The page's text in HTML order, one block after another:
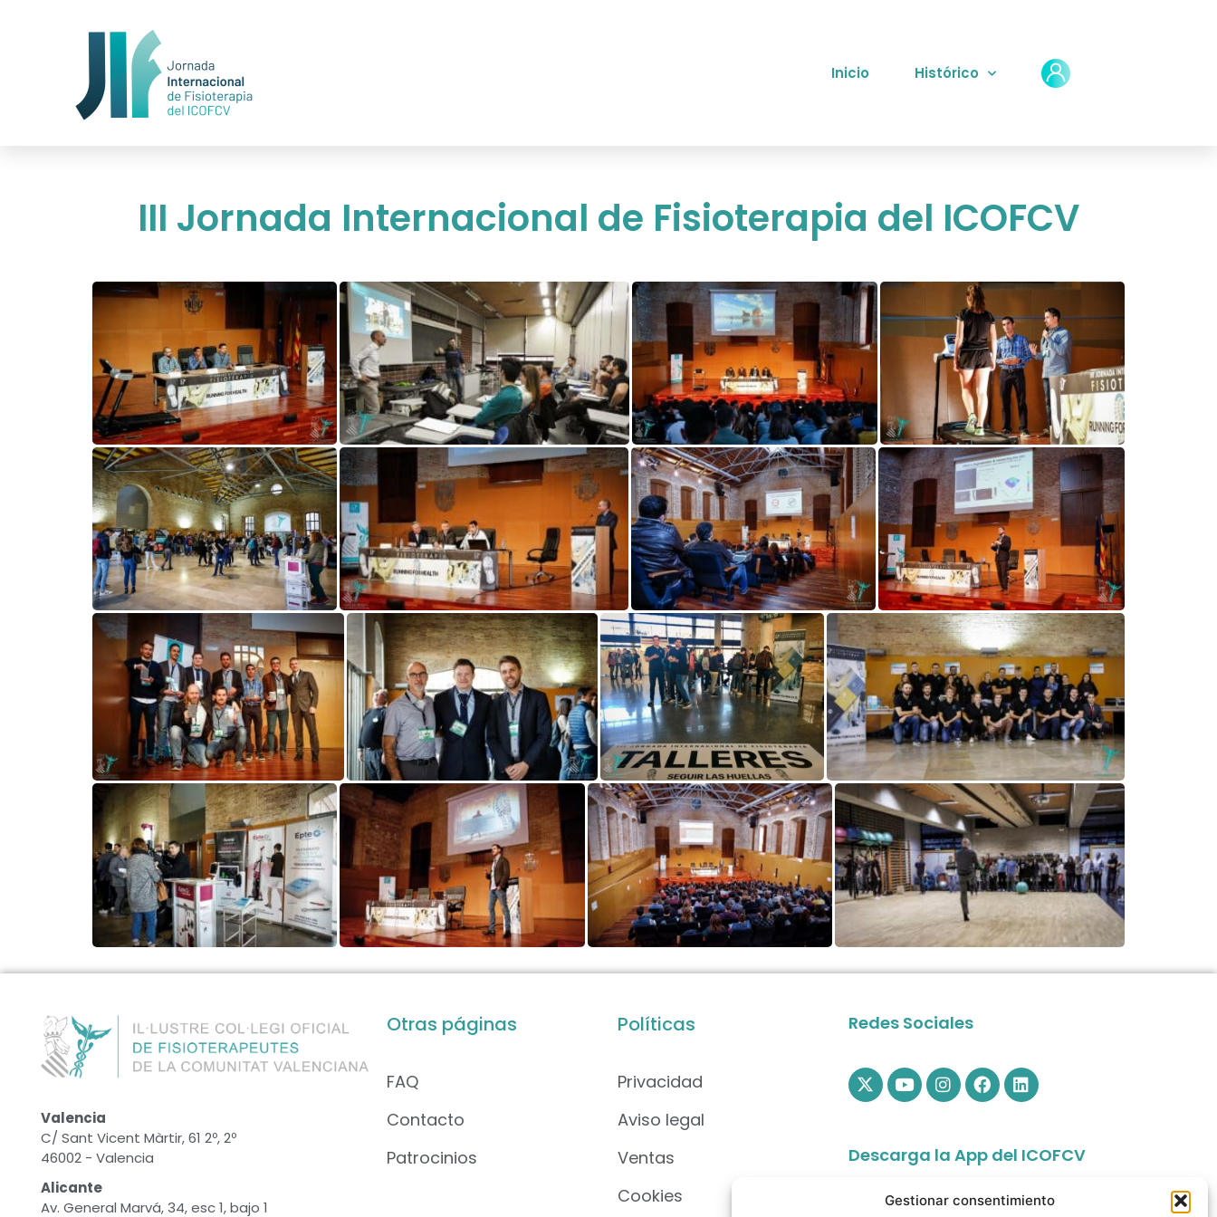
Gestionar consentimiento
Inicio Histórico
III Jornada Internacional de Fisioterapia del ICOFCV
Valencia
C/ Sant Vicent Màrtir, 61 2º, 2º
46002 - Valencia
Alicante
Av. General Marvá, 34, esc 1, bajo 1
Otras páginas
FAQ
Contacto
Patrocinios
Políticas
Privacidad
Aviso legal
Ventas
Cookies
Redes Sociales
Descarga la App del ICOFCV